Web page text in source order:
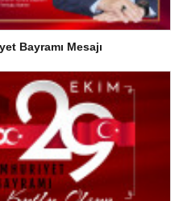
Bayramı Mesajı